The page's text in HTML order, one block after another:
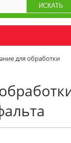
для обработки